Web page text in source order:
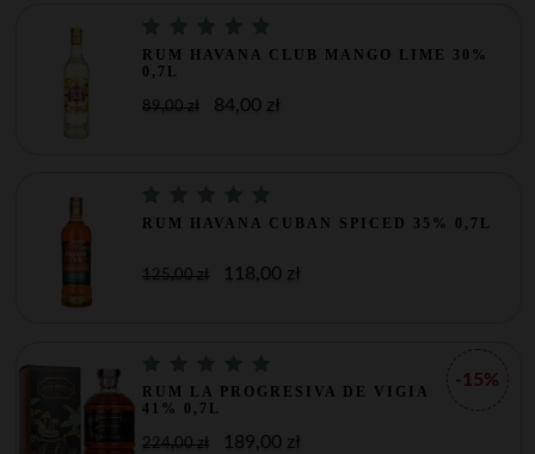
RUM HAVANA CLUB MANGO LIME 30%
0,7L
89,00 zł 84,00 zł
RUM HAVANA CUBAN SPICED 35% 0,7L
125,00 zł 118,00 zł
-15%
RUM LA PROGRESIVA DE VIGIA
41% 0,7L
224,00 zł 189,00 zł